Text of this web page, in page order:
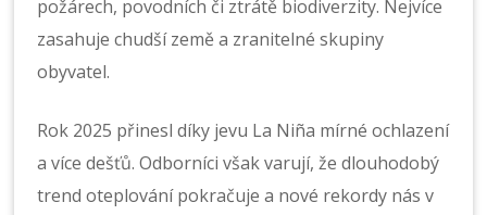
požárech, povodních či ztrátě biodiverzity. Nejvíce
zasahuje chudší země a zranitelné skupiny
obyvatel.
Rok 2025 přinesl díky jevu La Niña mírné ochlazení
a více dešťů. Odborníci však varují, že dlouhodobý
trend oteplování pokračuje a nové rekordy nás v